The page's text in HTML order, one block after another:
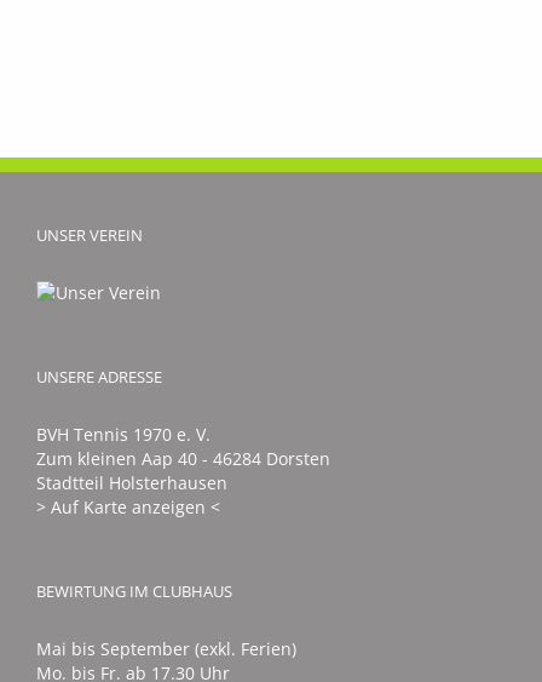
UNSER VEREIN
UNSERE ADRESSE
BVH Tennis 1970 e. V.
Zum kleinen Aap 40 - 46284 Dorsten
Stadtteil Holsterhausen
> Auf Karte anzeigen <
BEWIRTUNG IM CLUBHAUS
Mai bis September (exkl. Ferien)
Mo. bis Fr. ab 17.30 Uhr